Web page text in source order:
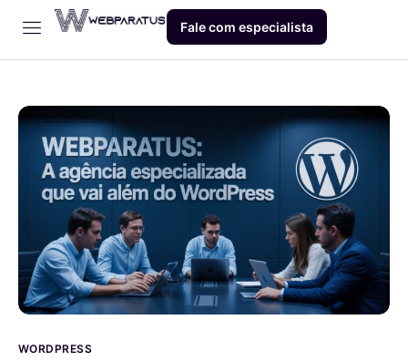
Dev
Produto
Blog
Contato
Fale com especialista
WORDPRESS